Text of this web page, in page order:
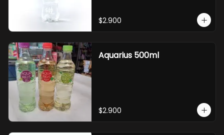
$2.900
Aquarius 500ml
$2.900